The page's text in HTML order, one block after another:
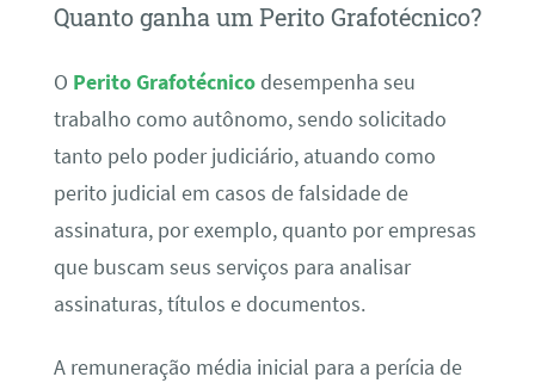
Quanto ganha um Perito Grafotécnico?
O Perito Grafotécnicodesempenha seu
trabalho como autônomo, sendo solicitado
tanto pelo poder judiciário, atuando como
perito judicial em casos de falsidade de
assinatura, por exemplo, quanto por empresas
que buscam seus serviços para analisar
assinaturas, títulos e documentos.
A remuneração média inicial para a perícia de